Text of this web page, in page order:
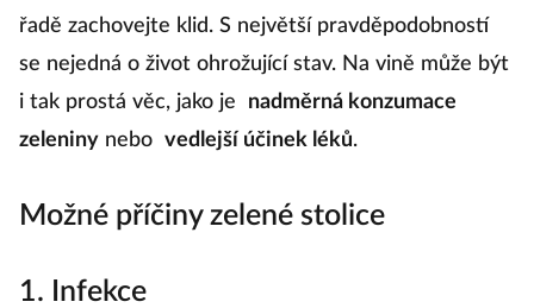
řadě zachovejte klid. S největší pravděpodobností
se nejedná o život ohrožující stav. Na vině může být
i tak prostá věc, jako je
nadměrná konzumace
zeleniny nebo vedlejší účinek léků.
Možné příčiny zelené stolice
1. Infekce